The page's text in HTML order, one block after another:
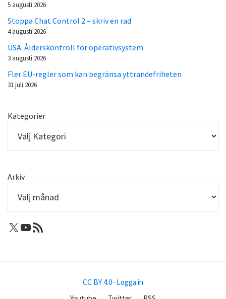
5 augusti 2026
Stoppa Chat Control 2 – skriv en rad
4 augusti 2026
USA: Ålderskontroll för operativsystem
3 augusti 2026
Fler EU-regler som kan begränsa yttrandefriheten
31 juli 2026
Kategorier
Arkiv
X: Femtejuli
Youtube
RSS-flöde
CC BY 4.0 · Logga in